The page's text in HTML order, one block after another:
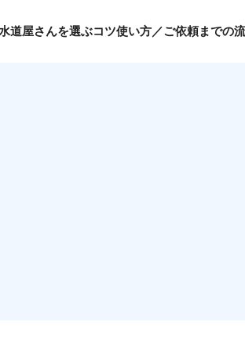
道屋さんを選ぶコツ使い方／ご依頼までの